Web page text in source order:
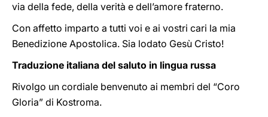
via della fede, della verità e dell’amore fraterno.
Con affetto imparto a tutti voi e ai vostri cari la mia
Benedizione Apostolica. Sia lodato Gesù Cristo!
Traduzione italiana del saluto in lingua russa
Rivolgo un cordiale benvenuto ai membri del “Coro
Gloria” di Kostroma.